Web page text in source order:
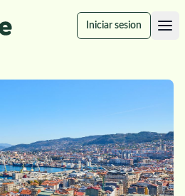
Iniciar sesion